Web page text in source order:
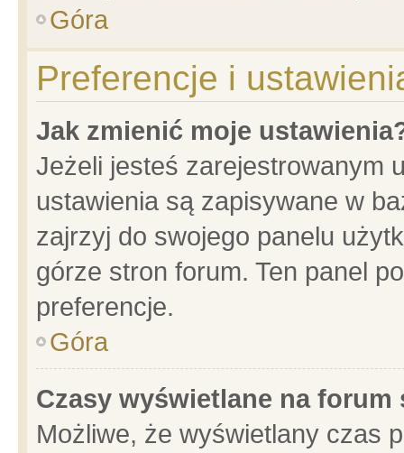
Góra
Preferencje i
Jak zmienić moje
Jeżeli jesteś zarejestrowanym
ustawienia są zapisywane w
zajrzyj do swojego panelu
górze stron forum. Ten panel
preferencje.
Góra
Czasy wyświetlane na forum
Możliwe, że wyświetlany czas